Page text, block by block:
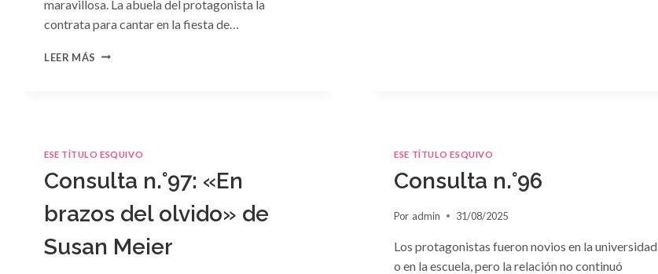
maravillosa. La abuela del protagonista la
contrata para cantar en la fiesta de…
LEER MÁS CONSULTA
EMMA
DARCY
ESE TÍTULO ESQUIVO
Consulta n.°97: «En
brazos del olvido» de
Susan Meier
ESE TÍTULO ESQUIVO
Consulta n.°96
Por admin 31/08/2025
Los protagonistas fueron novios en la universidad
o en la escuela, pero la relación no continuó